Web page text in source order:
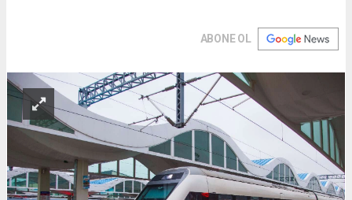
ABONE OL